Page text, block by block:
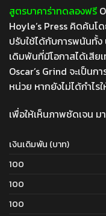
สูตรบาคาร่าทดลองฟรี
Hoyle’s Press คิดค้นโ
ปรับใช้ได้กับการพนันทั้ง
เดิมพันที่มีโอกาสได้เสีย
Oscar’s Grind จะเป็นก
หน่วย หากยังไม่ได้กำไร
เพื่อให้เห็นภาพชัดเจน ม
เงินเดิมพัน (บาท)
100
100
100